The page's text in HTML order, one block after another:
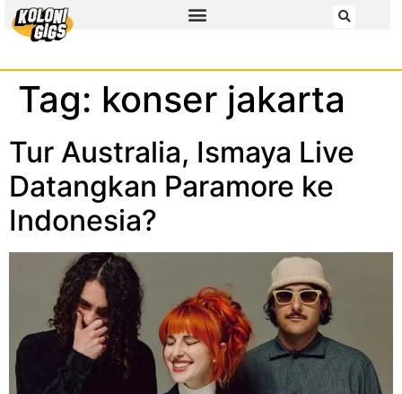
Tag: konser jakarta
Tur Australia, Ismaya Live
Datangkan Paramore ke
Indonesia?